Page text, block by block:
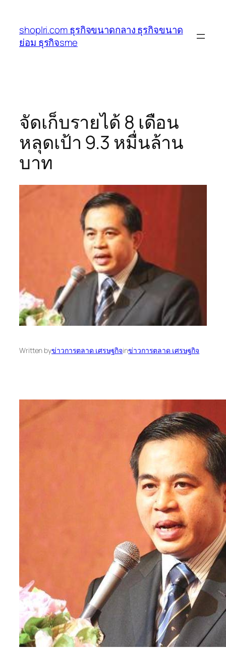
เนื้อหา
shoplri.com ธุรกิจขนาดกลาง ธุรกิจขนาด
ย่อม ธุรกิจsme
จัดเก็บรายได้ 8 เดือน
หลุดเป้า 9.3 หมื่นล้าน
บาท
Written byข่าวการตลาด เศรษฐกิจinข่าวการตลาด เศรษฐกิจ